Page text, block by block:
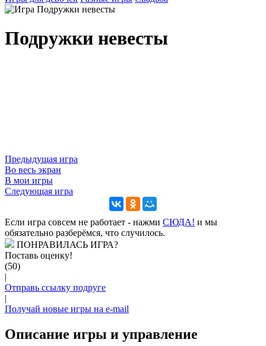
Подружки невесты
Предыдущая игра
Во весь экран
В мои игры
Следующая игра
Если игра совсем не работает - нажми CЮДА! и мы
обязательно разберёмся, что случилось.
ПОНРАВИЛАСЬ ИГРА?
Поставь оценку!
(50)
|
Отправь ссылку подруге
|
Получай новые игры на e-mail
Описание игры и управление